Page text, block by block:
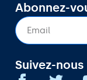
Abonnez-
Suivez-nous